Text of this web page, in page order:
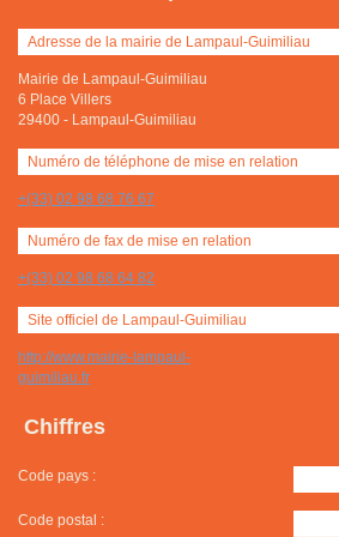
Adresse de la mairie de Lampaul-Guimiliau
Mairie de Lampaul-Guimiliau
6 Place Villers
29400 - Lampaul-Guimiliau
Numéro de téléphone de mise en relation
+(33) 02 98 68 76 67
Numéro de fax de mise en relation
+(33) 02 98 68 64 82
Site officiel de Lampaul-Guimiliau
http://www.mairie-lampaul-
guimiliau.fr
Chiffres
Code pays :
Code postal :